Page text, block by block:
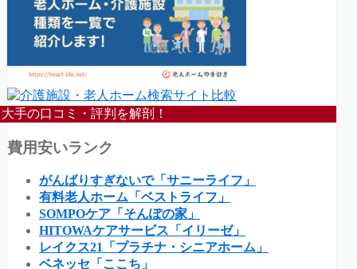
大手の口コミ・評判を解剖！
費用安いランク
がんばりすぎないで「サニーライフ」
有料老人ホーム「ベストライフ」
SOMPOケア「そんぽの家」
HITOWAケアサービス「イリーゼ」
レイクス21「プラチナ・シニアホーム」
ベネッセ「ここち」